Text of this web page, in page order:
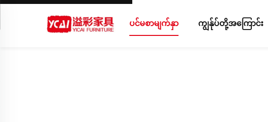
ပင်မစာမျက်နှာ ကျွန်ုပ်တို့အကြောင်း